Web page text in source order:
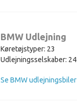
BMW Udlejning
Køretøjstyper: 23
Udlejningsselskaber: 24
Se BMW udlejningsbiler